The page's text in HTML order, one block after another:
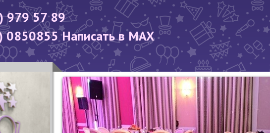
979 57 89
0850855 Написать в MAX